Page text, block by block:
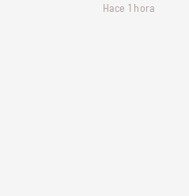
Hace 1 hora